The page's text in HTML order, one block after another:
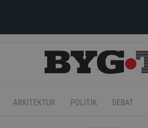
ARKITEKTUR POLITIK DEBAT